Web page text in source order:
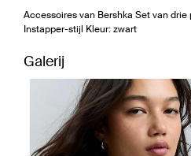
Accessoires van Bershka Set van
Instapper-stijl Kleur: zwart
Galerij